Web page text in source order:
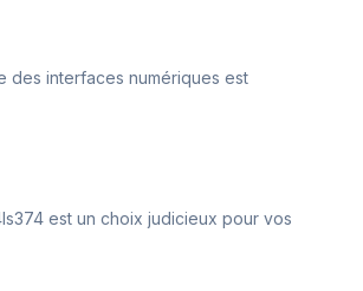
des interfaces numériques est
est un choix judicieux pour vos